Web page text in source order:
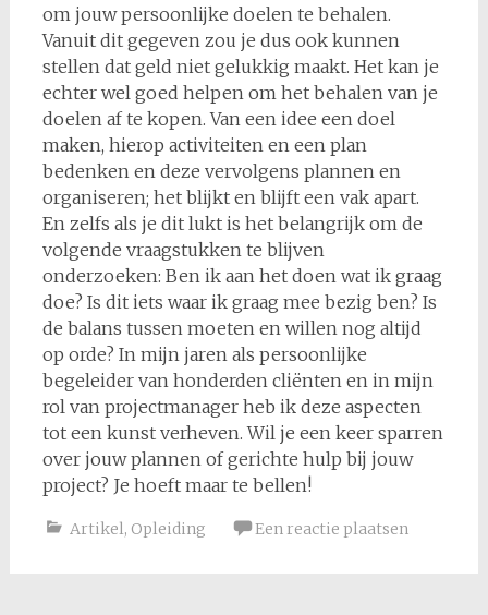
om jouw persoonlijke doelen te behalen.
Vanuit dit gegeven zou je dus ook kunnen
stellen dat geld niet gelukkig maakt. Het kan je
echter wel goed helpen om het behalen van je
doelen af te kopen. Van een idee een doel
maken, hierop activiteiten en een plan
bedenken en deze vervolgens plannen en
organiseren; het blijkt en blijft een vak apart.
En zelfs als je dit lukt is het belangrijk om de
volgende vraagstukken te blijven
onderzoeken: Ben ik aan het doen wat ik graag
doe? Is dit iets waar ik graag mee bezig ben? Is
de balans tussen moeten en willen nog altijd
op orde? In mijn jaren als persoonlijke
begeleider van honderden cliënten en in mijn
rol van projectmanager heb ik deze aspecten
tot een kunst verheven. Wil je een keer sparren
over jouw plannen of gerichte hulp bij jouw
project? Je hoeft maar te bellen!
Artikel, Opleiding Een reactie plaatsen